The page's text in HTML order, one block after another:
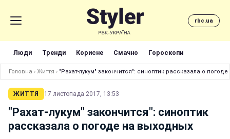
rbc.ua
Люди Тренди Корисне Смачно Гороскопи
Головна › Життя › "Рахат-лукум" закончится": синоптик рассказала о
ЖИТТЯ 17 листопада 2017, 13:53
"Рахат-лукум" закончится": синоптик
рассказала о погоде на выходных